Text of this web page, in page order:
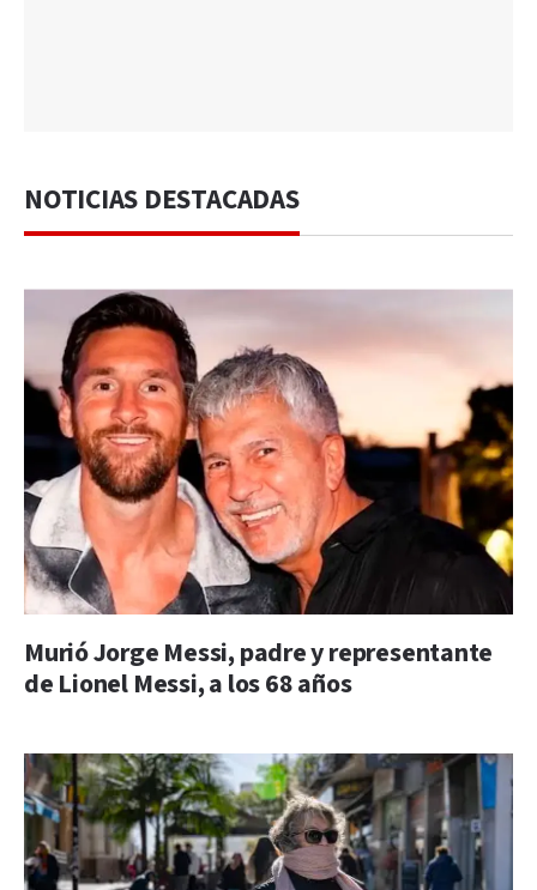
NOTICIAS DESTACADAS
Murió Jorge Messi, padre y representante
de Lionel Messi, a los 68 años